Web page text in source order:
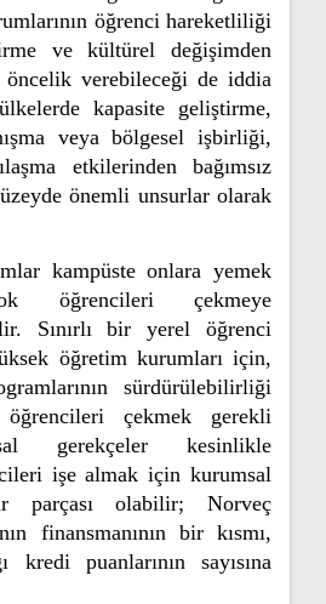
öğrenci hareketliliği
ve kültürel değişimden
öncelik verebileceği de iddia
kapasite geliştirme,
veya bölgesel işbirliği,
etkilerinden bağımsız
önemli unsurlar olarak
kampüste onlara yemek
öğrencileri çekmeye
Sınırlı bir yerel öğrenci
öğretim kurumları için,
sürdürülebilirliği
öğrencileri çekmek gerekli
gerekçeler kesinlikle
işe almak için kurumsal
parçası olabilir; Norveç
finansmanının bir kısmı,
kredi puanlarının sayısına